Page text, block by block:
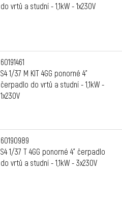
do vrtů a studní - 1,1kW - 1x230V
60191461
S4 1/37 M KIT 4GG ponorné 4"
čerpadlo do vrtů a studní - 1,1kW -
1x230V
60190989
S4 1/37 T 4GG ponorné 4" čerpadlo
do vrtů a studní - 1,1kW - 3x230V